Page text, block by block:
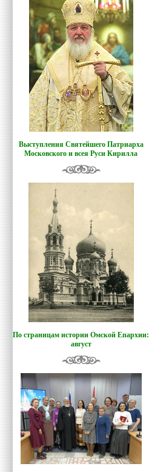
Выступления Святейшего Патриарха
Московского и всея Руси Кирилла
По страницам истории Омской Епархии:
август